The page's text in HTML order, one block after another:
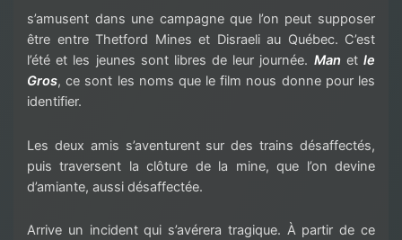
s’amusent dans une campagne que l’on peut supposer
être entre Thetford Mines et Disraeli au Québec. C’est
l’été et les jeunes sont libres de leur journée. Manetle
Gros, ce sont les noms que le film nous donne pour les
identifier.
Les deux amis s’aventurent sur des trains désaffectés,
puis traversent la clôture de la mine, que l’on devine
d’amiante, aussi désaffectée.
Arrive un incident qui s’avérera tragique. À partir de ce